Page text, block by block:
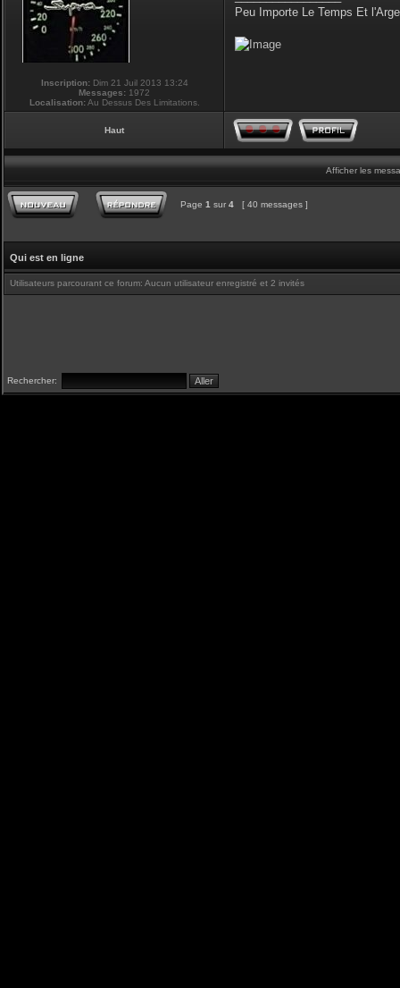
Inscription:Dim 21 Juil 2013 13:24
Messages: 1972
Localisation:Au Dessus Des Limitations.
Peu Importe Le Temps Et
Haut
Afficher les
Page 1 sur 4 [ 40 messages ]
Qui est en ligne
Utilisateurs parcourant ce forum: Aucun utilisateur enregistré et 2 invités
Rechercher: